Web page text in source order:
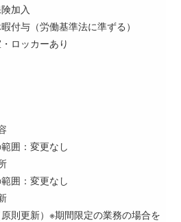
加入
付与（労働基準法に準ずる）
ロッカーあり
囲：変更なし
囲：変更なし
則更新）※期間限定の業務の場合を